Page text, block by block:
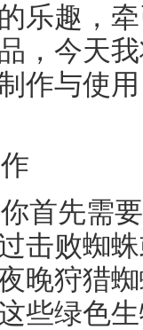
乐趣，
，今天
作与使
首先需
击败蜘
晚狩猎
些绿色